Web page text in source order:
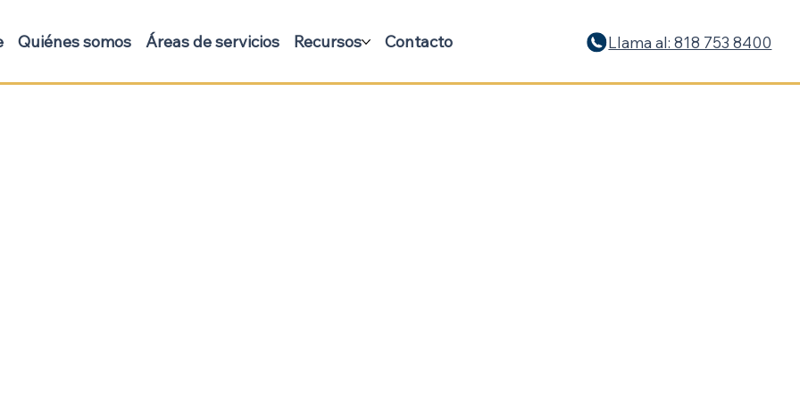
Quiénes somos Áreas de servicios Recursos Contacto Llama al: 818 753 8400